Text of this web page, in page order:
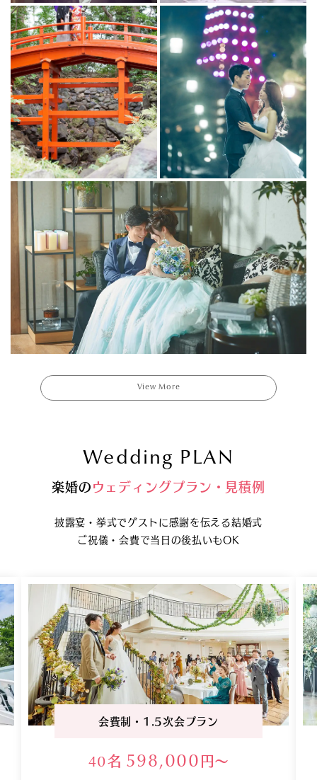
View More
Wedding PLAN
楽婚のウェディングプラン・見積例
披露宴・挙式でゲストに感謝を伝える結婚式
ご祝儀・会費で当日の後払いもOK
少人数挙式＋会食プラン
10名 363,000円〜